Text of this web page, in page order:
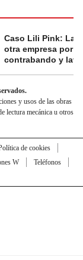
Caso Lili Pink: La
otra empresa por
contrabando y
y usos de las obras
lectura mecánica u otros
de cookies
W
Teléfonos